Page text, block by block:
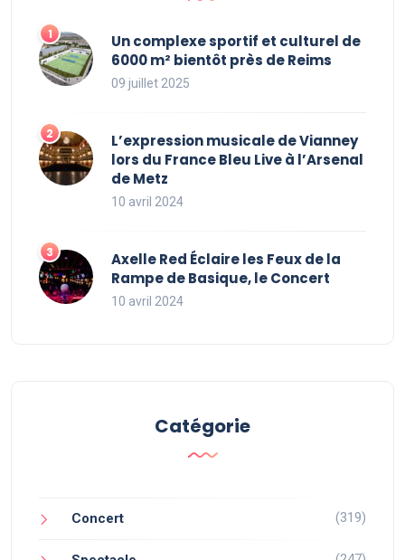
Un complexe sportif et culturel de
6000 m² bientôt près de Reims
09 juillet 2025
L’expression musicale de Vianney
lors du France Bleu Live à l’Arsenal
de Metz
10 avril 2024
Axelle Red Éclaire les Feux de la
Rampe de Basique, le Concert
10 avril 2024
Catégorie
Concert (319)